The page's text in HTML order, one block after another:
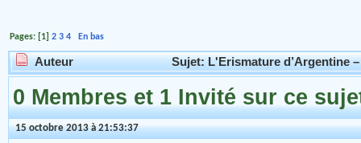
Pages: [1]2 3 4 En bas
Auteur Sujet: L'Erismature d’Argentine
0 Membres et 1 Invité sur ce
15 octobre 2013 à 21:53:37